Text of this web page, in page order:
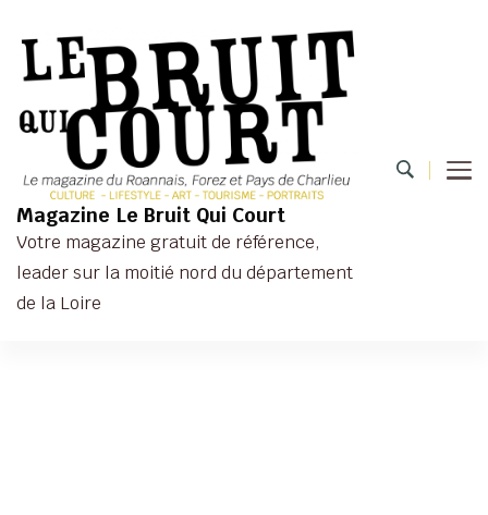
Magazine Le Bruit Qui Court
Votre magazine gratuit de référence,
leader sur la moitié nord du département
de la Loire